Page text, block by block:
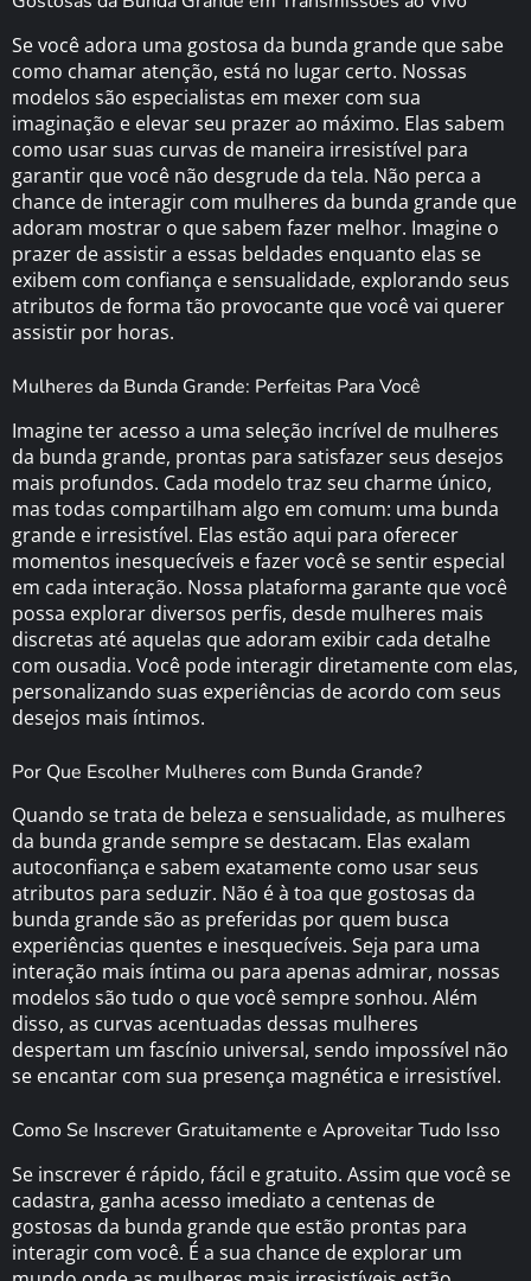
Se você adora uma gostosa da bunda grande que sabe
como chamar atenção, está no lugar certo. Nossas
modelos são especialistas em mexer com sua
imaginação e elevar seu prazer ao máximo. Elas sabem
como usar suas curvas de maneira irresistível para
garantir que você não desgrude da tela. Não perca a
chance de interagir com mulheres da bunda grande que
adoram mostrar o que sabem fazer melhor. Imagine o
prazer de assistir a essas beldades enquanto elas se
exibem com confiança e sensualidade, explorando seus
atributos de forma tão provocante que você vai querer
assistir por horas.
Mulheres da Bunda Grande: Perfeitas Para Você
Imagine ter acesso a uma seleção incrível de mulheres
da bunda grande, prontas para satisfazer seus desejos
mais profundos. Cada modelo traz seu charme único,
mas todas compartilham algo em comum: uma bunda
grande e irresistível. Elas estão aqui para oferecer
momentos inesquecíveis e fazer você se sentir especial
em cada interação. Nossa plataforma garante que você
possa explorar diversos perfis, desde mulheres mais
discretas até aquelas que adoram exibir cada detalhe
com ousadia. Você pode interagir diretamente com elas,
personalizando suas experiências de acordo com seus
desejos mais íntimos.
Por Que Escolher Mulheres com Bunda Grande?
Quando se trata de beleza e sensualidade, as mulheres
da bunda grande sempre se destacam. Elas exalam
autoconfiança e sabem exatamente como usar seus
atributos para seduzir. Não é à toa que gostosas da
bunda grande são as preferidas por quem busca
experiências quentes e inesquecíveis. Seja para uma
interação mais íntima ou para apenas admirar, nossas
modelos são tudo o que você sempre sonhou. Além
disso, as curvas acentuadas dessas mulheres
despertam um fascínio universal, sendo impossível não
se encantar com sua presença magnética e irresistível.
Como Se Inscrever Gratuitamente e Aproveitar Tudo Isso
Se inscrever é rápido, fácil e gratuito. Assim que você se
cadastra, ganha acesso imediato a centenas de
gostosas da bunda grande que estão prontas para
interagir com você. É a sua chance de explorar um